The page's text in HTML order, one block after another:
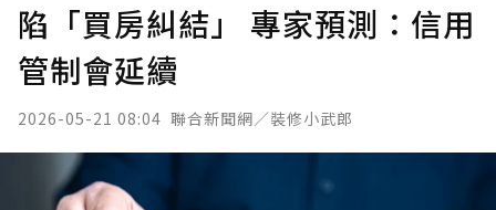
陷「買房糾結」 專家預測：信用
管制會延續
2026-05-21 08:04 聯合新聞網／裝修小武郎